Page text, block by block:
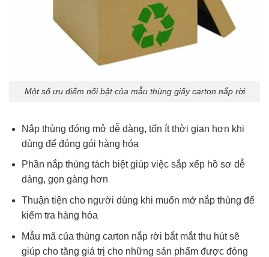
Một số ưu điểm nổi bật của mẫu thùng giấy carton nắp rời
Nắp thùng đóng mở dễ dàng, tốn ít thời gian hơn khi
dùng để đóng gói hàng hóa
Phần nắp thùng tách biệt giúp việc sắp xếp hồ sơ dễ
dàng, gọn gàng hơn
Thuận tiện cho người dùng khi muốn mở nắp thùng để
kiểm tra hàng hóa
Mẫu mã của thùng carton nắp rời bắt mắt thu hút sẽ
giúp cho tăng giá trị cho những sản phẩm được đóng